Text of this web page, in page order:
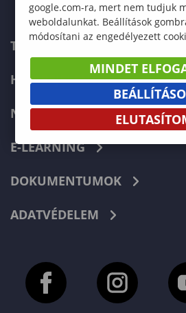
TELEFONKÖNYV
HIBABEJELENTÉS
NEPTUN
E-LEARNING
DOKUMENTUMOK
ADATVÉDELEM
google.com-ra, mert nem tudjuk
weboldalunkat. Beállítások
módosítani az engedélyezett
MINDET